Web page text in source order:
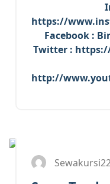
https://
Facebook :
Twitter :
http://